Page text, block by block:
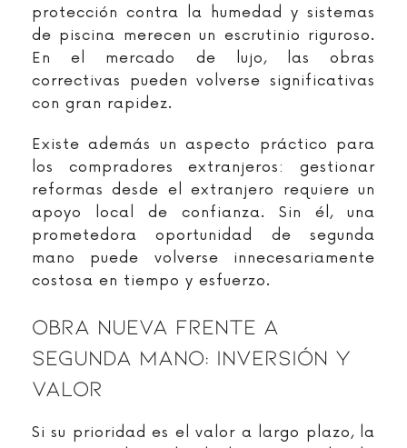
protección contra la humedad y sistemas
de piscina merecen un escrutinio riguroso.
En el mercado de lujo, las obras
correctivas pueden volverse significativas
con gran rapidez.
Existe además un aspecto práctico para
los compradores extranjeros: gestionar
reformas desde el extranjero requiere un
apoyo local de confianza. Sin él, una
prometedora oportunidad de segunda
mano puede volverse innecesariamente
costosa en tiempo y esfuerzo.
Obra Nueva Frente A
Segunda Mano: Inversión Y
Valor
Si su prioridad es el valor a largo plazo, la